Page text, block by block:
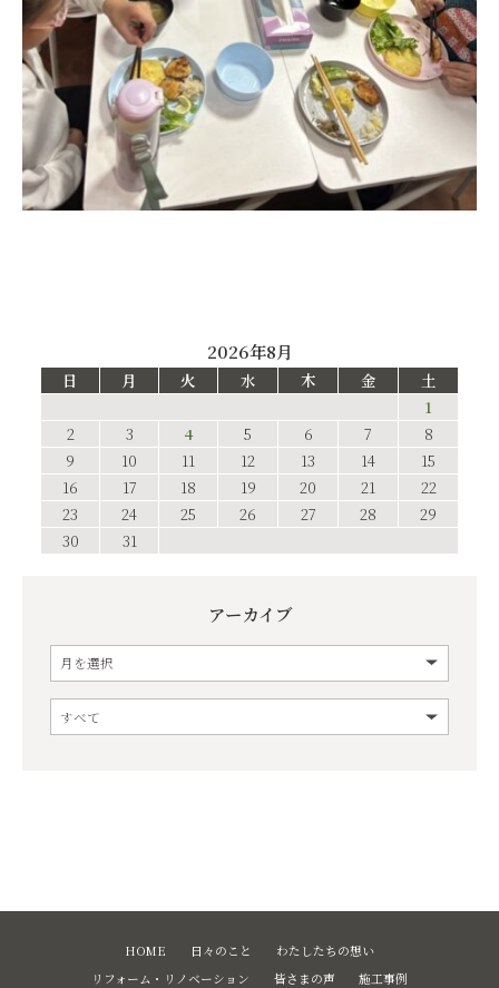
2026年8月
日 月 火 水 木 金
土
1
2
3 4 5 6 7
8
9
10 11 12 13 14
15
16
17 18 19 20 21
22
23
24 25 26 27 28
29
30
31
アーカイブ
HOME 日々のこと
わたしたちの想い
リフォーム・リノベーション
皆さまの声 施工事例